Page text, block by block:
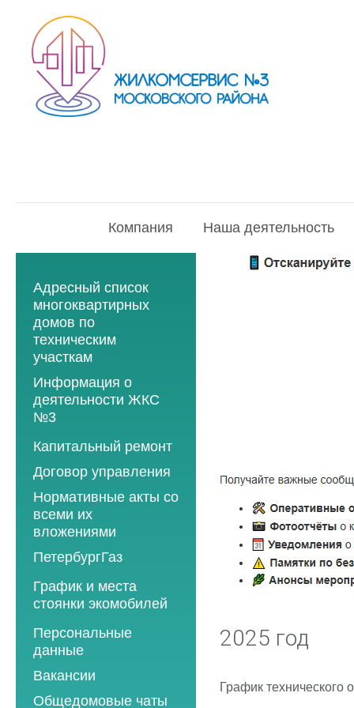
Компания Наша деятельность
Адресный список
многоквартирных
домов по
техническим
участкам
Информация о
деятельности ЖКС
№3
Программы
2013 год
2014 год
2015 год
2016 год
2017 год
2018 год
Капитальный ремонт
Договор управления
Нормативные акты со
всеми их
вложениями
ПетербургГаз
2018 год
2019 год
2020 год
2021 год
2022 год
График и места
стоянки экомобилей
2019 год
2020 год
2021 год
2022 год
Персональные
данные
Вакансии
Общедомовые чаты
2025 год
График